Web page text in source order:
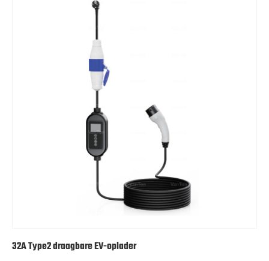
32A Type2 draagbare EV-oplader